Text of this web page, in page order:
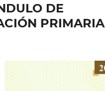
DE
PRIMARIA